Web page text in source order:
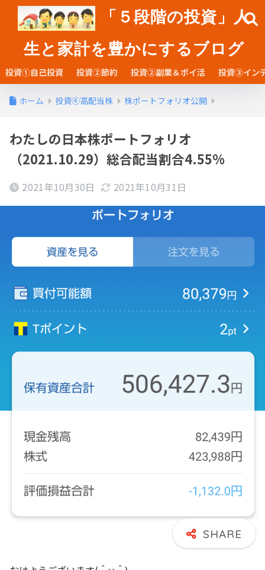
「５段階の投資」人
生と家計を豊かにするブログ
投資①自己投資 投資②節約 投資②副業＆ポイ活 投資③イン
ホーム 投資④高配当株 株ポートフォリオ公開
わたしの日本株ポートフォリオ
（2021.10.29）総合配当割合4.55%
2021年10月30日 2021年10月31日